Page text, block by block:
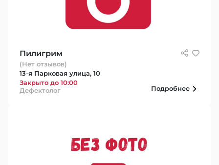
Пилигрим
(Нет отзывов)
13-я Парковая улица, 10
Закрыто до 10:00
Дефектолог
Подробнее